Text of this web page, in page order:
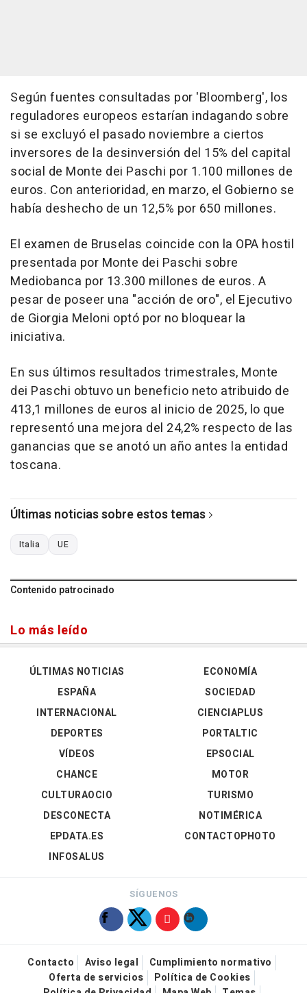
Según fuentes consultadas por 'Bloomberg', los
reguladores europeos estarían indagando sobre
si se excluyó el pasado noviembre a ciertos
inversores de la desinversión del 15% del capital
social de Monte dei Paschi por 1.100 millones de
euros. Con anterioridad, en marzo, el Gobierno se
había deshecho de un 12,5% por 650 millones.
El examen de Bruselas coincide con la OPA hostil
presentada por Monte dei Paschi sobre
Mediobanca por 13.300 millones de euros. A
pesar de poseer una "acción de oro", el Ejecutivo
de Giorgia Meloni optó por no bloquear la
iniciativa.
En sus últimos resultados trimestrales, Monte
dei Paschi obtuvo un beneficio neto atribuido de
413,1 millones de euros al inicio de 2025, lo que
representó una mejora del 24,2% respecto de las
ganancias que se anotó un año antes la entidad
toscana.
Últimas noticias sobre estos temas
Italia UE
Contenido patrocinado
Lo más leído
ÚLTIMAS NOTICIAS
ESPAÑA
INTERNACIONAL
DEPORTES
VÍDEOS
ECONOMÍA
SOCIEDAD
CIENCIAPLUS
PORTALTIC
EPSOCIAL
CHANCE
CULTURAOCIO
DESCONECTA
EPDATA.ES
INFOSALUS
MOTOR
TURISMO
NOTIMÉRICA
CONTACTOPHOTO
SÍGUENOS
Contacto Aviso legal
Cumplimiento normativo
Oferta de servicios
Política de Cookies